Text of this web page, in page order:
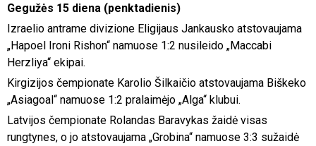
Gegužės 15 diena (penktadienis)
Izraelio antrame divizione Eligijaus Jankausko atstovaujama
„Hapoel Ironi Rishon“ namuose 1:2 nusileido „Maccabi
Herzliya“ ekipai.
Kirgizijos čempionate Karolio Šilkaičio atstovaujama Biškeko
„Asiagoal“ namuose 1:2 pralaimėjo „Alga“ klubui.
Latvijos čempionate Rolandas Baravykas žaidė visas
rungtynes, o jo atstovaujama „Grobina“ namuose 3:3 sužaidė